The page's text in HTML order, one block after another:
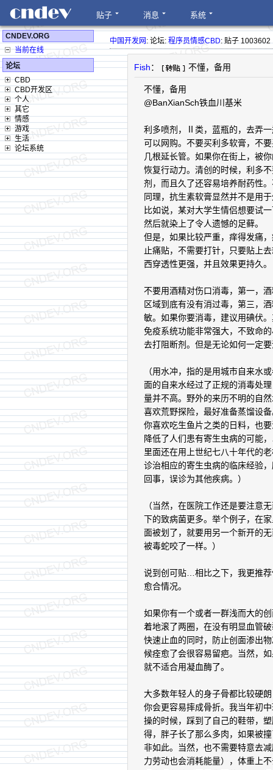
贴子 消息 系统
CNDEV.ORG
当前在线
论坛
CBD
CBD开发区
个人
其它
情感
游戏
生活
论坛系统
中国开发网: 论坛:程序员情感CBD: 贴子 1003602
Fish： 不懂，备用
不懂，备用
@BanXianSch铁血川基米
利多喷剂，Ⅱ类，蓝瓶的，去弄
可以网购。不要买利多软膏，不
几根延长管。如果你在街上，被
恢复行动力。清创的时候，利多
剂，而且久了还容易培养耐药性
同理，抗生素软膏显然并不是用
比如说，某对大学生情侣想要试
然后就染上了令人遗憾的足藓。
但是，如果比较严重，痒得发痛
止痛贴，不需要打针，只要贴上
西穿透性更强，并且效果更持久。
不要用酒精对伤口消毒，第一，
区域到底有没有消过毒，第三，
敏。如果你要消毒，建议用碘伏
免疫系统功能非常强大，不致命
去打阻断剂。但是无论如何一定
（用水冲，指的是用城市自来水
面的自来水经过了正规的消毒处
量并不高。野外的来历不明的自
喜欢荒野探险，最好准备蒸馏设
你喜欢吃生鱼片之类的日料，也
降低了人们患有寄生虫病的可能
里面还在用上世纪七八十年代的
诊治相应的寄生虫病的临床经验
回事，误诊为其他疾病。）
（当然，在医院工作还是要注意
下的致病菌更多。举个例子，在
面被划了，就要用另一个新开的
被毒蛇咬了一样。）
说到创可贴…相比之下，我更推
愈合情况。
如果你有一个或者一群浅而大的
着地滚了两圈，在没有明显血管
快速止血的同时，防止创面渗出
候痊愈了会很容易留疤。当然，
就不适合用凝血酶了。
大多数年轻人的身子骨都比较硬
你会更容易摔成骨折。我当年初
操的时候，踩到了自己的鞋带，
得，胖子长了那么多肉，如果被
非如此。当然，也不需要特意去
力劳动也会消耗能量），体重上